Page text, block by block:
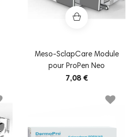
Meso-SclapCare Module
pour ProPen Neo
7,08 €